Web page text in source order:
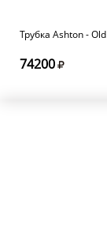
Трубка Ashton -
74200